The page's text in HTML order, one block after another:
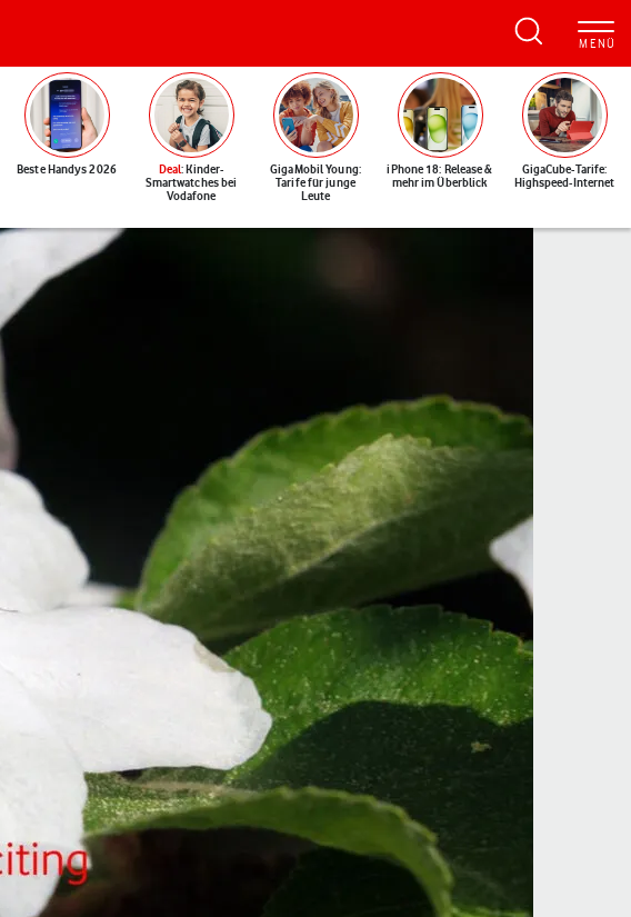
Beste Handys 2026 Deal: Kinder-
Smartwatches bei
Vodafone
GigaMobil Young:
Tarife für junge
Leute
iPhone 18: Release &
mehr im Überblick
GigaCube-Tarife:
Highspeed-Internet